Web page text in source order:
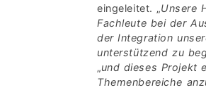
eingeleitet. „Unsere
Fachleute bei der
der Integration
unterstützend zu
„und dieses Projekt
Themenbereiche